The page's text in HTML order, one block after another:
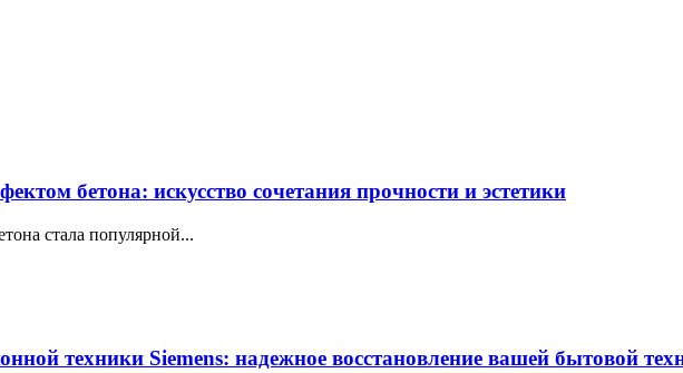
бетона: искусство сочетания прочности и эстетики
стала популярной...
техники Siemens: надежное восстановление вашей бытовой